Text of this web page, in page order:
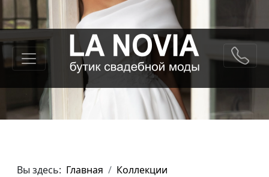
Вы здесь: Главная
Коллекции